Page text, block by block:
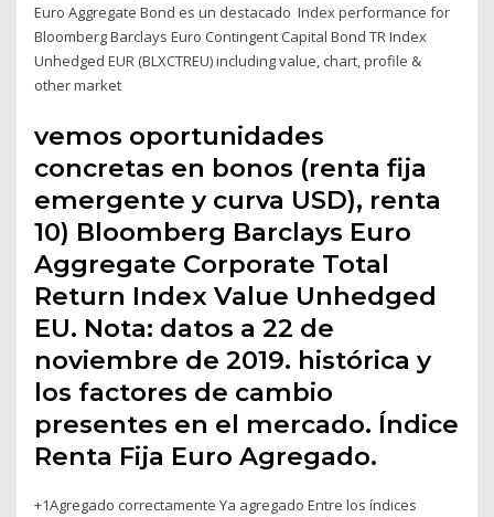
Euro Aggregate Bond es un destacado Index performance for
Bloomberg Barclays Euro Contingent Capital Bond TR Index
Unhedged EUR (BLXCTREU) including value, chart, profile &
other market
vemos oportunidades
concretas en bonos (renta fija
emergente y curva USD), renta
10) Bloomberg Barclays Euro
Aggregate Corporate Total
Return Index Value Unhedged
EU. Nota: datos a 22 de
noviembre de 2019. histórica y
los factores de cambio
presentes en el mercado. Índice
Renta Fija Euro Agregado.
+1Agregado correctamente Ya agregado Entre los índices